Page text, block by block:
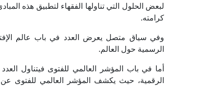
لبعض الحلول التي تناولها الفقهاء لتطبيق هذه
كرامته.
وفي سياق متصل يعرض العدد في باب عالم
الرسمية حول العالم.
أما في باب المؤشر العالمي للفتوى فيتناول
الرقمية، حيث يكشف المؤشر العالمي للفتوى عن